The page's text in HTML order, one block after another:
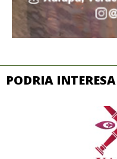
PODRIA